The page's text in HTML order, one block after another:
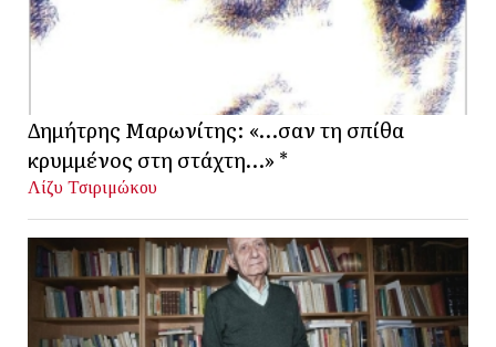
Δημήτρης Μαρωνίτης: «…σαν τη σπίθα
κρυμμένος στη στάχτη…» *
Λίζυ Τσιριμώκου